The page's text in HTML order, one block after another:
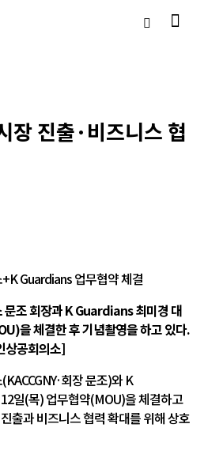
장 진출·비즈니스 협
Guardians 업무협약 체결
문조 회장과 K Guardians 최미경 대
을 체결한 후 기념촬영을 하고 있다.
상공회의소]
회장 문조)와 K
일(목) 업무협약(MOU)을 체결하고
출과 비즈니스 협력 확대를 위해 상호